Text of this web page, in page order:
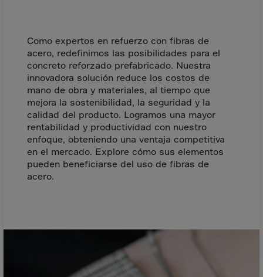
Austria
Azerbaijan
Bahamas
Bahrain
Bangladesh
Barbados
Belarus
Belgium
Como expertos en refuerzo con fibras de
acero, redefinimos las posibilidades para el
concreto reforzado prefabricado. Nuestra
innovadora solución reduce los costos de
mano de obra y materiales, al tiempo que
mejora la sostenibilidad, la seguridad y la
calidad del producto. Logramos una mayor
rentabilidad y productividad con nuestro
enfoque, obteniendo una ventaja competitiva
en el mercado. Explore cómo sus elementos
pueden beneficiarse del uso de fibras de
acero.